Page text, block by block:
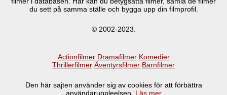
du sett på samma ställe och bygga upp din filmprofil.
© 2002-2023.
Actionfilmer Dramafilmer Komedier
Thrillerfilmer Äventyrsfilmer Barnfilmer
Den här sajten använder sig av cookies för att förbättra
användaruppleelsen. Läs mer